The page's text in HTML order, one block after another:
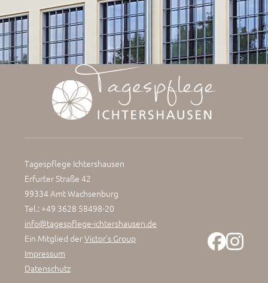
Tagespflege Ichtershausen
Erfurter Straße 42
99334 Amt Wachsenburg
Tel.: +49 3628 58498-20
info@tagespflege-ichtershausen.de
Ein Mitglied derVictor’s Group
Impressum
Datenschutz